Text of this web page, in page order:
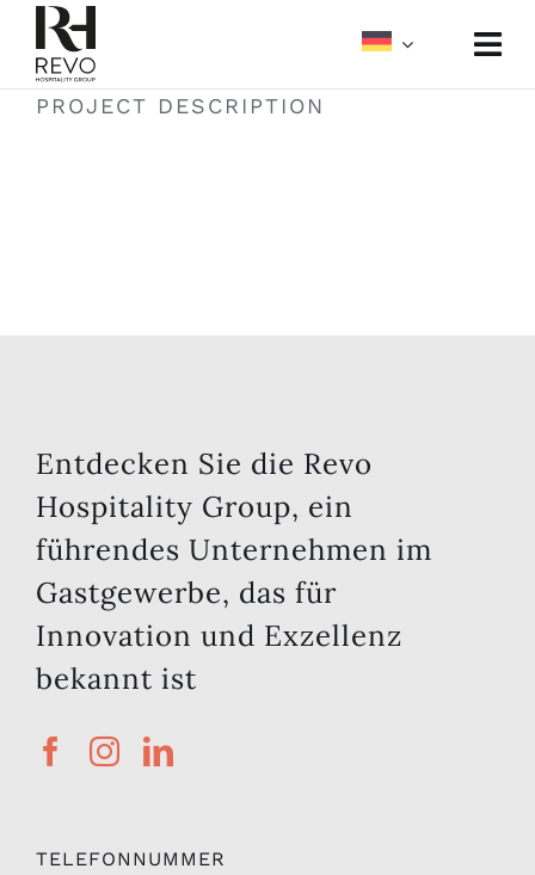
content
PROJECT DESCRIPTION
Entdecken Sie die Revo
Hospitality Group, ein
führendes Unternehmen im
Gastgewerbe, das für
Innovation und Exzellenz
bekannt ist
TELEFONNUMMER